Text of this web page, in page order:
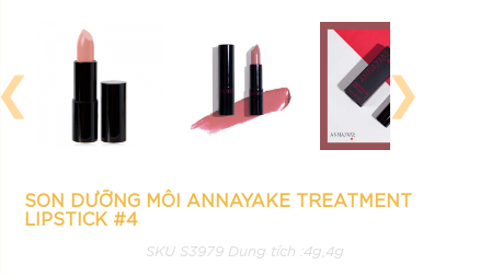
❯
SON DƯỠNG MÔI ANNAYAKE TREATMENT
LIPSTICK #4
SKU S3979 Dung tích :4g,4g